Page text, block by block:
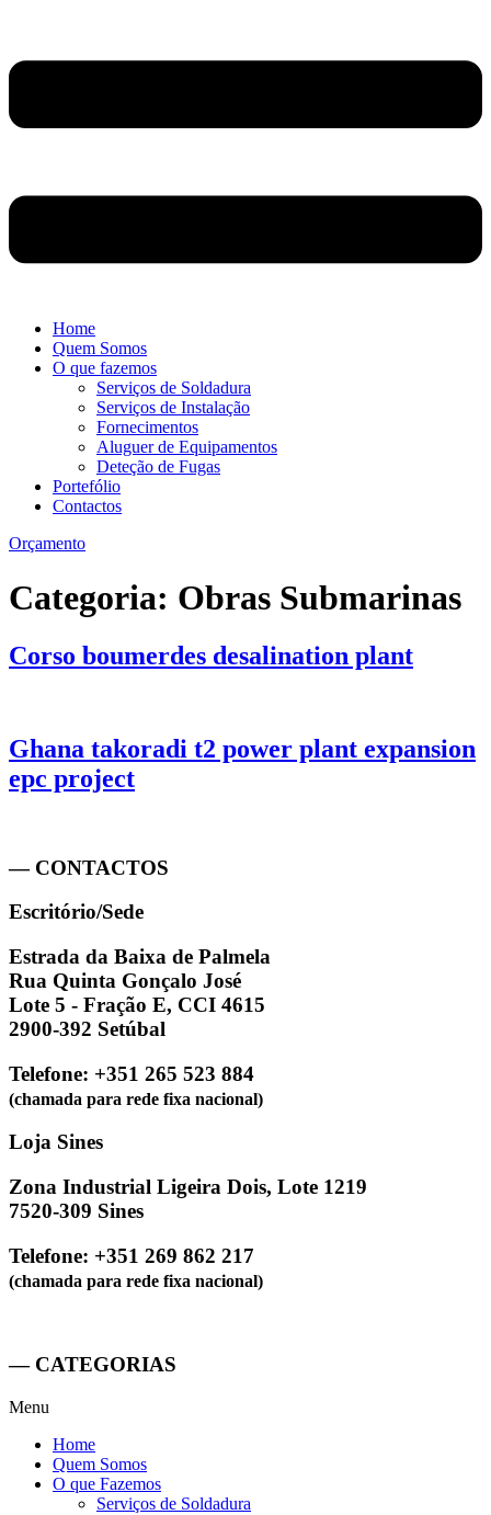
Home
Quem Somos
O que fazemos
Serviços de Soldadura
Serviços de Instalação
Fornecimentos
Aluguer de Equipamentos
Deteção de Fugas
Portefólio
Contactos
Orçamento
Categoria: Obras Submarinas
Corso boumerdes desalination plant
Ghana takoradi t2 power plant expansion
epc project
— CONTACTOS
Escritório/Sede
Estrada da Baixa de Palmela
Rua Quinta Gonçalo José
Lote 5 - Fração E, CCI 4615
2900-392 Setúbal
Telefone: +351 265 523 884
(chamada para rede fixa nacional)
Loja Sines
Zona Industrial Ligeira Dois, Lote 1219
7520-309 Sines
Telefone: +351 269 862 217
(chamada para rede fixa nacional)
— CATEGORIAS
Menu
Home
Quem Somos
O que Fazemos
Serviços de Soldadura